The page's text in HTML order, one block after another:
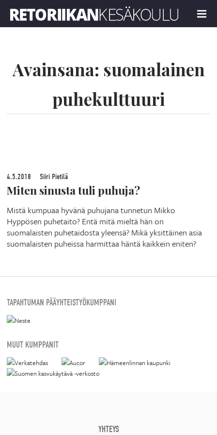
MENU
Avainsana: suomalainen
puhekulttuuri
4.5.2018 Siiri Pietilä
Miten sinusta tuli puhuja?
Mistä kumpuaa hyvänä puhujana tunnetun Mikko
Hyppösen puhetaito? Entä mitä mieltä hän on
suomalaisten puhetaidosta yleensä? Mikä yksittäinen asia
suomalaisten puheissa harmittaa häntä kaikkein eniten?
TAPAHTUMAN PÄÄYHTEISTYÖKUMPPANI
MUUT KUMPPANIT
YHTEYS